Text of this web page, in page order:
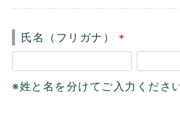
氏名（フリガナ）
(
必
須
※姓と名を分けてご入力ください